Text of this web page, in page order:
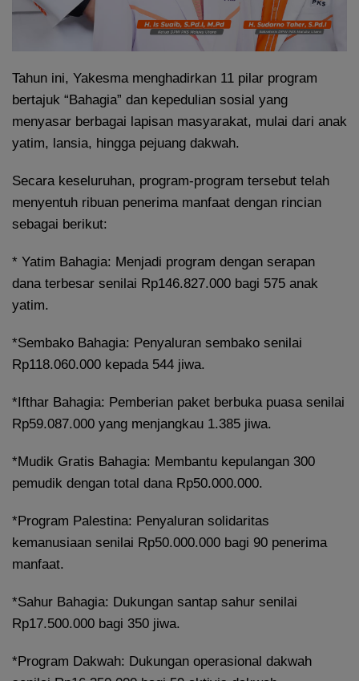
Tahun ini, Yakesma menghadirkan 11 pilar program
bertajuk “Bahagia” dan kepedulian sosial yang
menyasar berbagai lapisan masyarakat, mulai dari anak
yatim, lansia, hingga pejuang dakwah.
Secara keseluruhan, program-program tersebut telah
menyentuh ribuan penerima manfaat dengan rincian
sebagai berikut:
* Yatim Bahagia: Menjadi program dengan serapan
dana terbesar senilai Rp146.827.000 bagi 575 anak
yatim.
*Sembako Bahagia: Penyaluran sembako senilai
Rp118.060.000 kepada 544 jiwa.
*Ifthar Bahagia: Pemberian paket berbuka puasa senilai
Rp59.087.000 yang menjangkau 1.385 jiwa.
*Mudik Gratis Bahagia: Membantu kepulangan 300
pemudik dengan total dana Rp50.000.000.
*Program Palestina: Penyaluran solidaritas
kemanusiaan senilai Rp50.000.000 bagi 90 penerima
manfaat.
*Sahur Bahagia: Dukungan santap sahur senilai
Rp17.500.000 bagi 350 jiwa.
*Program Dakwah: Dukungan operasional dakwah